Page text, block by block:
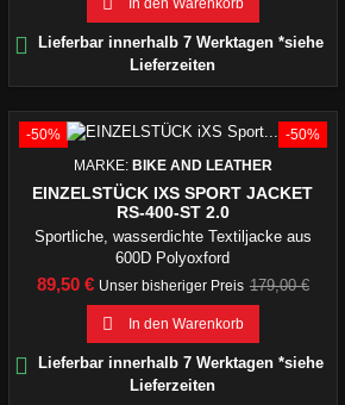

Lieferbar innerhalb 7 Werktagen *siehe
Lieferzeiten
-50%
-50%
MARKE: BIKE AND LEATHER
EINZELSTÜCK IXS SPORT JACKET
RS-400-ST 2.0
Sportliche, wasserdichte Textiljacke aus
600D Polyoxford
Preis
89,50 € Unser bisheriger Preis Verkaufspreis
179,00 €
 In den Warenkorb

Lieferbar innerhalb 7 Werktagen *siehe
Lieferzeiten